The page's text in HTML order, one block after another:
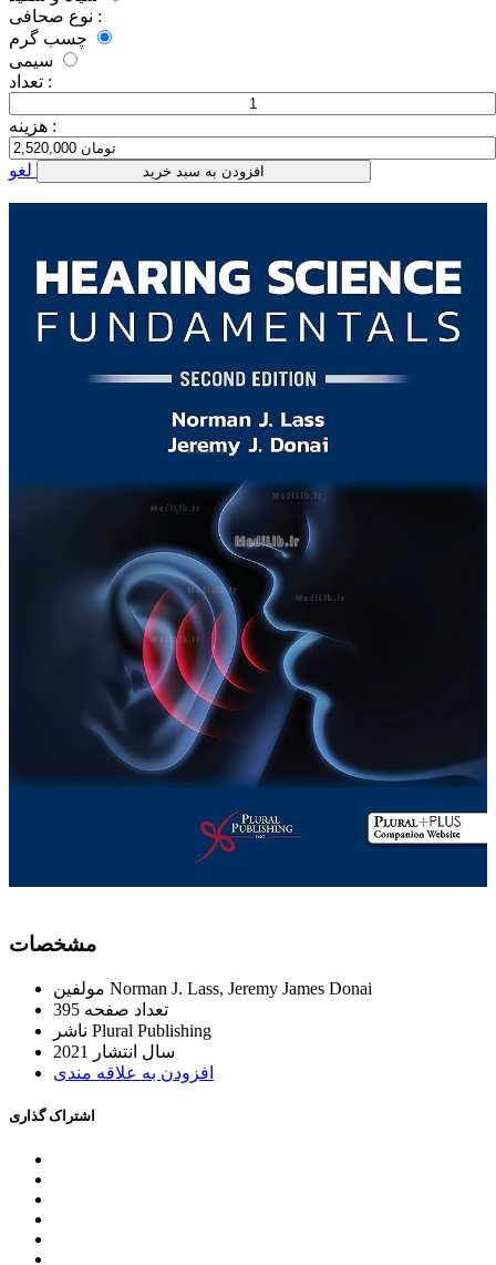
نوع صحافی :
تعداد :
هزینه :
افزودن به سبد خرید
ﻣﺸﺨﺼﺎﺕ
Norman J. Lass, Jeremy James Donai
ﺗﻌﺪاﺩ ﺻﻔﺤﻪ 395
Plural Publishing
ﺳﺎﻝ اﻧﺘﺸﺎﺭ
2021
اﻓﺰﻭﺩﻥ ﺑﻪ ﻋﻼﻗﻪ ﻣﻨﺪﯼ
اﺷﺘﺮاﮎ ﮔﺬاﺭﯼ